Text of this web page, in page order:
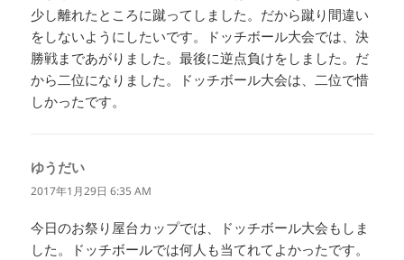
少し離れたところに蹴ってしました。だから蹴り間違い
をしないようにしたいです。ドッチボール大会では、決
勝戦まであがりました。最後に逆点負けをしました。だ
から二位になりました。ドッチボール大会は、二位で惜
しかったです。
ゆうだい
り:
2017年1月29日 6:35 AM
今日のお祭り屋台カップでは、ドッチボール大会もしま
した。ドッチボールでは何人も当てれてよかったです。